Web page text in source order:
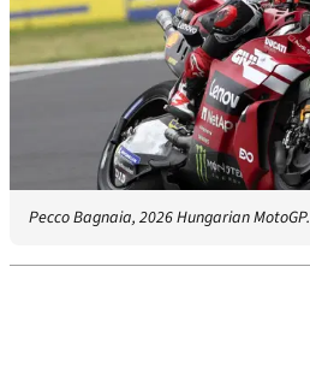
Pecco Bagnaia, 2026 Hungarian MotoGP.